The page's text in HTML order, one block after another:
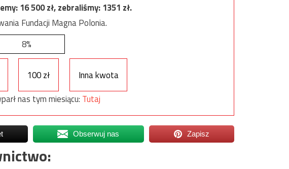
16 500zł, zebraliśmy:1351 zł.
Fundacji Magna Polonia.
8%
100 zł
Inna kwota
nas tym miesiącu: Tutaj
Obserwuj nas Zapisz